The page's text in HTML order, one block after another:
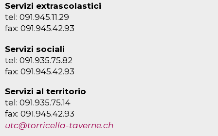
Servizi extrascolastici
tel: 091.945.11.29
fax: 091.945.42.93
Servizi sociali
tel: 091.935.75.82
fax: 091.945.42.93
Servizi al territorio
tel: 091.935.75.14
fax: 091.945.42.93
utc@torricella-taverne.ch